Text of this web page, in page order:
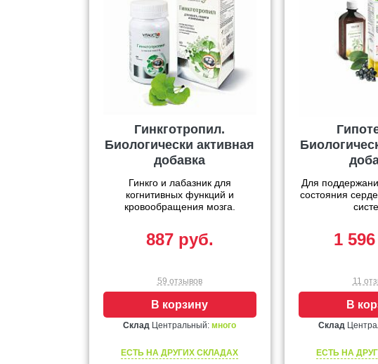
Гинкготропил.
Биологически активная
добавка
Гинкго и лабазник для
когнитивных функций и
кровообращения мозга.
887 руб.
59 отзывов
В корзину
Склад Центральный:много
ЕСТЬ НА ДРУГИХ СКЛАДАХ
Для
состояния
1
11
В
Склад
ЕСТЬ НА